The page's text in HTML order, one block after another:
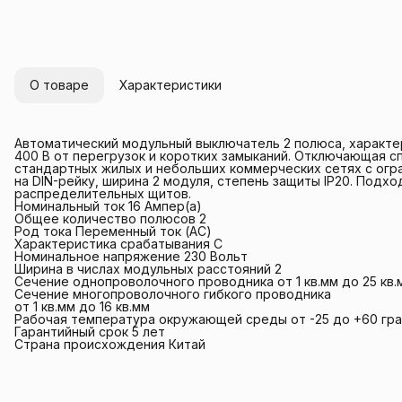
О товаре Характеристики
Автоматический модульный выключатель 2 полюса,
400 В от перегрузок и коротких замыканий. Отключающая
стандартных жилых и небольших коммерческих сетях с
на DIN-рейку, ширина 2 модуля, степень защиты IP20.
распределительных щитов.
Номинальный ток 16 Ампер(а)
Общее количество полюсов 2
Род тока Переменный ток (AC)
Характеристика срабатывания C
Номинальное напряжение 230 Вольт
Ширина в числах модульных расстояний 2
Сечение однопроволочного проводника от 1 кв.мм до 25
Сечение многопроволочного гибкого проводника
от 1 кв.мм до 16 кв.мм
Рабочая температура окружающей среды от -25 до +60
Гарантийный срок 5 лет
Страна происхождения Китай